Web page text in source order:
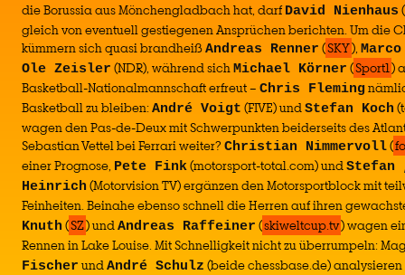
die Borussia aus Mönchengladbach hat, darfDavid Nienhaus (
gleich von eventuell gestiegenen Ansprüchen berichten. Um die
kümmern sich quasi brandheißAndreas Renner (SKY), Marco
Ole Zeisler (NDR), während sichMichael Körner (Sport1)
Basketball-Nationalmannschaft erfreut – Chris Fleming
Basketball zu bleiben:André Voigt (FIVE) undStefan Koch
wagen den Pas-de-Deux mit Schwerpunkten beiderseits des
Sebastian Vettel bei Ferrari weiter? Christian Nimmervoll(
einer Prognose, Pete Fink(motorsport-total.com) undStefan
Heinrich (Motorvision TV) ergänzen den Motorsportblock mit
Feinheiten. Beinahe ebenso schnell die Herren auf ihren
Knuth (SZ) undAndreas Raffeiner (skiweltcup.tv) wagen
Rennen in Lake Louise. Mit Schnelligkeit nicht zu überrumpeln:
Fischer undAndré Schulz (beide chessbase.de)